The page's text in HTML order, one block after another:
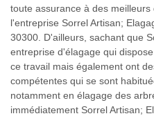
toute assurance à des
l'entreprise Sorrel Artisan;
30300. D'ailleurs, sachant que
entreprise d'élagage qui
ce travail mais également ont
compétentes qui se sont
notamment en élagage des
immédiatement Sorrel Artisan;